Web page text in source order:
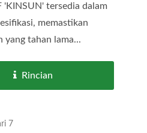
'KINSUN' tersedia dalam
memastikan
yang tahan lama...
Rincian
7